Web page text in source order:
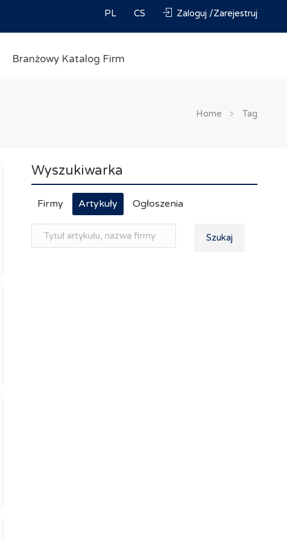
PL CS Zaloguj /Zarejestruj
Branżowy Katalog Firm
Home Tag
Wyszukiwarka
Firmy Artykuły Ogłoszenia
Szukaj